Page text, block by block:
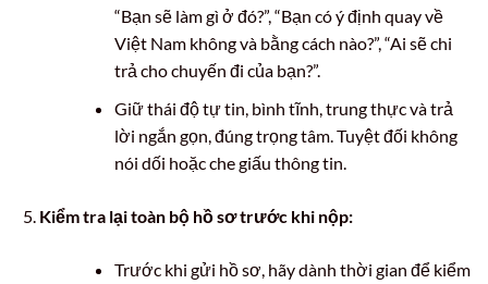
“Bạn sẽ làm gì ở đó?”, “Bạn có ý định quay về
Việt Nam không và bằng cách nào?”, “Ai sẽ chi
trả cho chuyến đi của bạn?”.
Giữ thái độ tự tin, bình tĩnh, trung thực và trả
lời ngắn gọn, đúng trọng tâm. Tuyệt đối không
nói dối hoặc che giấu thông tin.
Kiểm tra lại toàn bộ hồ sơ trước khi nộp:
Trước khi gửi hồ sơ, hãy dành thời gian để kiểm